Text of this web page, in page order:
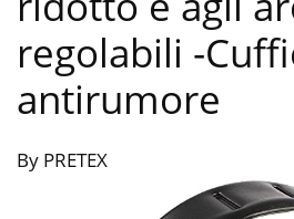
regolabili -
antirumore
By PRETEX